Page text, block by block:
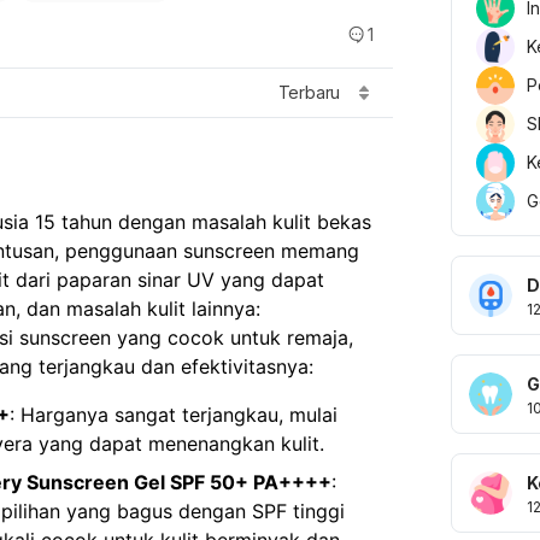
1
Terbaru
15 tahun dengan masalah kulit bekas
penggunaan sunscreen memang
dari paparan sinar UV yang dapat
dan masalah kulit lainnya:
sunscreen yang cocok untuk remaja,
terjangkau dan efektivitasnya:
: Harganya sangat terjangkau, mulai
yang dapat menenangkan kulit.
Sunscreen Gel SPF 50+ PA++++:
yang bagus dengan SPF tinggi